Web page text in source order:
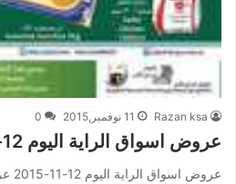
Razan ksa 11 نوفمبر,2015 0
عروض اسواق الراية اليوم 12-11-2015